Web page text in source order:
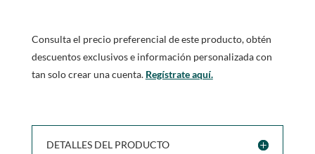
Consulta el precio preferencial de este producto, obtén
descuentos exclusivos e información personalizada con
tan solo crear una cuenta. Regístrate aquí.
DETALLES DEL PRODUCTO